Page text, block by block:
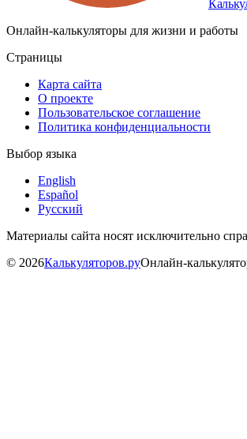
Онлайн-калькуляторы для жизни и работы
Страницы
Карта сайта
О проекте
Пользовательское соглашение
Политика конфиденциальности
Выбор языка
English
Español
Русский
Материалы сайта носят исключительно
© 2026Калькуляторов.руОнлайн-